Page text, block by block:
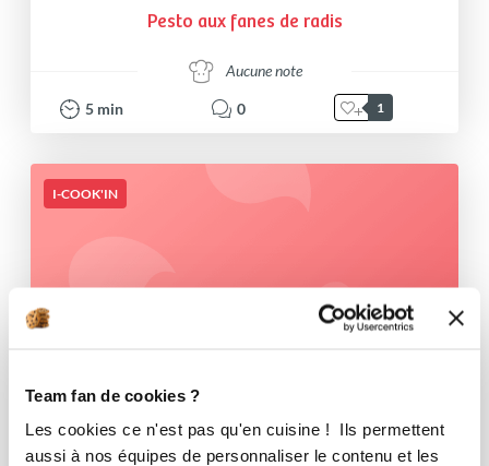
Team fan de cookies ?
Les cookies ce n'est pas qu'en cuisine ! Ils permettent
aussi à nos équipes de personnaliser le contenu et les
Pesto aux fanes de radis
Aucune note
5 min 0 1
I-COOK'IN